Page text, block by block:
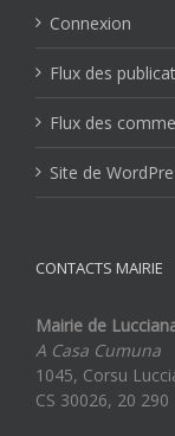
Connexion
Flux des
Flux des
Site de
CONTACTS MAIRIE
Mairie de
A Casa Cumuna
1045, Corsu
CS 30026, 20 290